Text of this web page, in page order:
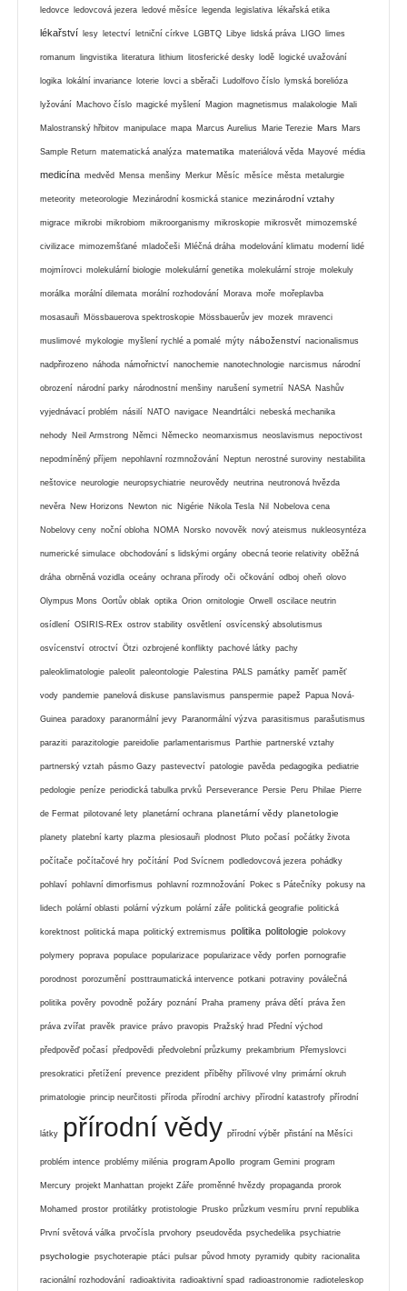
ledovce ledovcová jezera ledové měsíce legenda legislativa lékařská etika
lékařství lesy letectví letniční církve LGBTQ Libye lidská práva LIGO limes
romanum lingvistika literatura lithium litosferické desky lodě logické uvažování
logika lokální invariance loterie lovci a sběrači Ludolfovo číslo lymská borelióza
lyžování Machovo číslo magické myšlení Magion magnetismus malakologie Mali
Malostranský hřbitov manipulace mapa Marcus Aurelius Marie Terezie Mars Mars
Sample Return matematická analýza matematika materiálová věda Mayové média
medicína medvěd Mensa menšiny Merkur Měsíc měsíce města metalurgie
meteority meteorologie Mezinárodní kosmická stanice mezinárodní vztahy
migrace mikrobi mikrobiom mikroorganismy mikroskopie mikrosvět mimozemské
civilizace mimozemšťané mladočeši Mléčná dráha modelování klimatu moderní lidé
mojmírovci molekulární biologie molekulární genetika molekulární stroje molekuly
morálka morální dilemata morální rozhodování Morava moře mořeplavba
mosasauři Mössbauerova spektroskopie Mössbauerův jev mozek mravenci
muslimové mykologie myšlení rychlé a pomalé mýty náboženství nacionalismus
nadpřirozeno náhoda námořnictví nanochemie nanotechnologie narcismus národní
obrození národní parky národnostní menšiny narušení symetrií NASA Nashův
vyjednávací problém násilí NATO navigace Neandrtálci nebeská mechanika
nehody Neil Armstrong Němci Německo neomarxismus neoslavismus nepoctivost
nepodmíněný příjem nepohlavní rozmnožování Neptun nerostné suroviny nestabilita
neštovice neurologie neuropsychiatrie neurovědy neutrina neutronová hvězda
nevěra New Horizons Newton nic Nigérie Nikola Tesla Nil Nobelova cena
Nobelovy ceny noční obloha NOMA Norsko novověk nový ateismus nukleosyntéza
numerické simulace obchodování s lidskými orgány obecná teorie relativity oběžná
dráha obrněná vozidla oceány ochrana přírody oči očkování odboj oheň olovo
Olympus Mons Oortův oblak optika Orion ornitologie Orwell oscilace neutrin
osídlení OSIRIS-REx ostrov stability osvětlení osvícenský absolutismus
osvícenství otroctví Ötzi ozbrojené konflikty pachové látky pachy
paleoklimatologie paleolit paleontologie Palestina PALS památky paměť paměť
vody pandemie panelová diskuse panslavismus panspermie papež Papua Nová-
Guinea paradoxy paranormální jevy Paranormální výzva parasitismus parašutismus
paraziti parazitologie pareidolie parlamentarismus Parthie partnerské vztahy
partnerský vztah pásmo Gazy pastevectví patologie pavěda pedagogika pediatrie
pedologie peníze periodická tabulka prvků Perseverance Persie Peru Philae Pierre
de Fermat pilotované lety planetární ochrana planetární vědy planetologie
planety platební karty plazma plesiosauři plodnost Pluto počasí počátky života
počítače počítačové hry počítání Pod Svícnem podledovcová jezera pohádky
pohlaví pohlavní dimorfismus pohlavní rozmnožování Pokec s Pátečníky pokusy na
lidech polární oblasti polární výzkum polární záře politická geografie politická
korektnost politická mapa politický extremismus politika politologie polokovy
polymery poprava populace popularizace popularizace vědy porfen pornografie
porodnost porozumění posttraumatická intervence potkani potraviny poválečná
politika pověry povodně požáry poznání Praha prameny práva dětí práva žen
práva zvířat pravěk pravice právo pravopis Pražský hrad Přední východ
předpověď počasí předpovědi předvolební průzkumy prekambrium Přemyslovci
presokratici přetížení prevence prezident příběhy přílivové vlny primární okruh
primatologie princip neurčitosti příroda přírodní archivy přírodní katastrofy přírodní
látky přírodní vědy přírodní výběr přistání na Měsíci
problém intence problémy milénia program Apollo program Gemini program
Mercury projekt Manhattan projekt Záře proměnné hvězdy propaganda prorok
Mohamed prostor protilátky protistologie Prusko průzkum vesmíru první republika
První světová válka prvočísla prvohory pseudověda psychedelika psychiatrie
psychologie psychoterapie ptáci pulsar původ hmoty pyramidy qubity racionalita
racionální rozhodování radioaktivita radioaktivní spad radioastronomie radioteleskop